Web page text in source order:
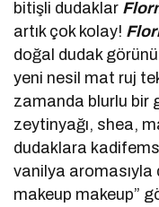
bitişli dudaklar
artık çok kolay!
doğal dudak
yeni nesil mat ruj
zamanda blurlu bir
zeytinyağı, shea,
dudaklara
vanilya aromasıyla
makeup makeup”